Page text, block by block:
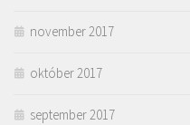
november 2017
október 2017
september 2017